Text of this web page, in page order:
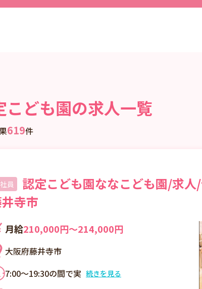
こども園の求人一覧
619件
員
認定こども園ななこども園/求
寺市
月給210,000円〜214,000円
大阪府藤井寺市
7:00～19:30の間で実 続きを見る